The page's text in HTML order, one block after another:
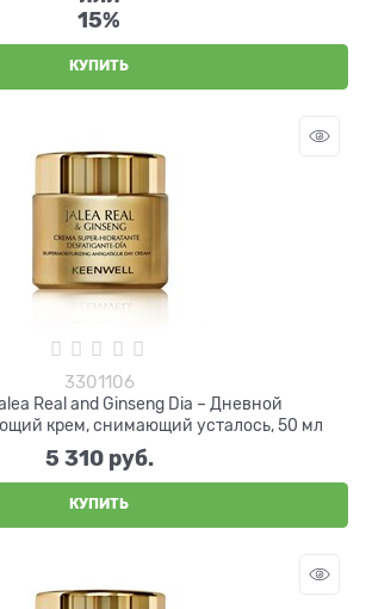
15%
КУПИТЬ
3301106
Real and Ginseng Dia – Дневной
крем, снимающий усталось, 50 мл
5 310 руб.
КУПИТЬ